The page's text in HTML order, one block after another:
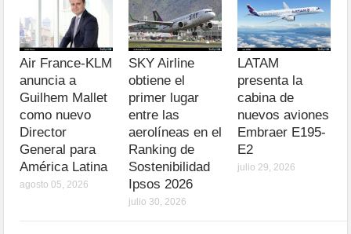
Air France-KLM
anuncia a
Guilhem Mallet
como nuevo
Director
General para
América Latina
agosto 05, 2026
SKY Airline
obtiene el
primer lugar
entre las
aerolíneas en el
Ranking de
Sostenibilidad
Ipsos 2026
julio 30, 2026
LATAM
presenta la
cabina de
nuevos aviones
Embraer E195-
E2
julio 29, 2026